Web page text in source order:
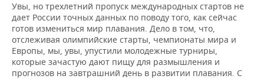
Увы, но трехлетний пропуск международных стартов не
дает России точных данных по поводу того, как сейчас
готов измениться мир плавания. Дело в том, что,
отслеживая олимпийские старты, чемпионаты мира и
Европы, мы, увы, упустили молодежные турниры,
которые зачастую дают пищу для размышления и
прогнозов на завтрашний день в развитии плавания. С